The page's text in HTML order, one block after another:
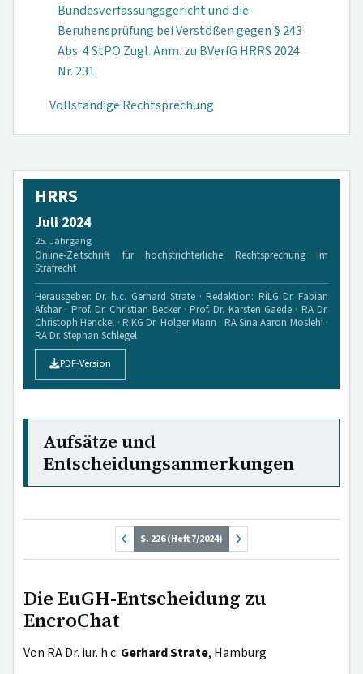
Bundesverfassungsgericht und die
Beruhensprüfung bei Verstößen gegen § 243
Abs. 4 StPO Zugl. Anm. zu BVerfG HRRS 2024
Nr. 231
Vollständige Rechtsprechung
HRRS
Juli 2024
25. Jahrgang
Online-Zeitschrift für höchstrichterliche Rechtsprechung im
Strafrecht
Herausgeber: Dr. h.c. Gerhard Strate · Redaktion: RiLG Dr. Fabian
Afshar · Prof. Dr. Christian Becker · Prof. Dr. Karsten Gaede · RA Dr.
Christoph Henckel · RiKG Dr. Holger Mann · RA Sina Aaron Moslehi ·
RA Dr. Stephan Schlegel
PDF-Version
Aufsätze und
Entscheidungsanmerkungen
S. 226 (Heft 7/2024)
Die EuGH-Entscheidung zu
EncroChat
Von RA Dr. iur. h.c. Gerhard Strate, Hamburg